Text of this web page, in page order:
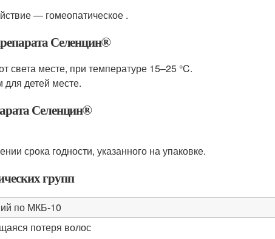
— гомеопатическое .
Селенцин®
света месте, при температуре 15–25 °C.
для детей месте.
Селенцин®
срока годности, указанного на упаковке.
групп
по МКБ-10
потеря волос